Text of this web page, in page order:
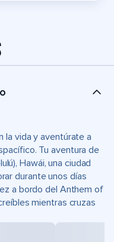
la vida y aventúrate a
Tu aventura de
Hawái, una ciudad
durante unos días
a bordo del Anthem of
mientras cruzas